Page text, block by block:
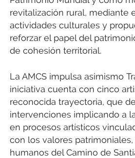
revitalización rural, mediante
actividades culturales y
reforzar el papel del
de cohesión territorial.
La AMCS impulsa asimismo
iniciativa cuenta con cinco
reconocida trayectoria, que
intervenciones implicando a
en procesos artísticos
con los valores
humanos del Camino de